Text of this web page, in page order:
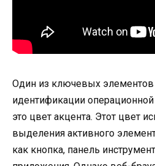
Один из ключевых элементов
идентификации
это цвет акцента. Этот цвет
выделения активного
как кнопка, панель